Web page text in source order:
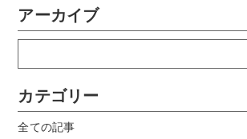
アーカイブ
カテゴリー
全ての記事